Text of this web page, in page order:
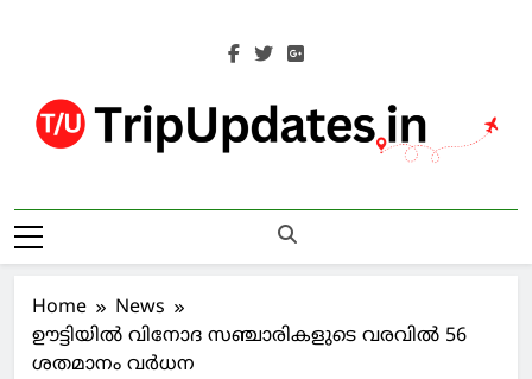
Trip Updates
Home
News
ഊട്ടിയില്‍ വിനോദ സഞ്ചാരികളുടെ വരവില്‍ 56
ശതമാനം വര്‍ധന